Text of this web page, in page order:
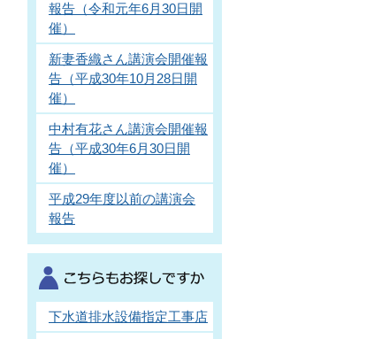
報告（令和元年6月30日開
催）
新妻香織さん講演会開催報
告（平成30年10月28日開
催）
中村有花さん講演会開催報
告（平成30年6月30日開
催）
平成29年度以前の講演会
報告
下水道排水設備指定工事店